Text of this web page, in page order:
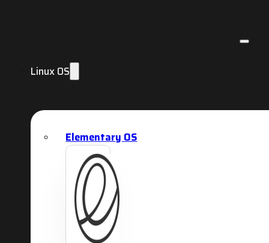
Linux OS
Elementary OS